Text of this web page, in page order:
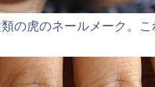
の虎のネールメーク。